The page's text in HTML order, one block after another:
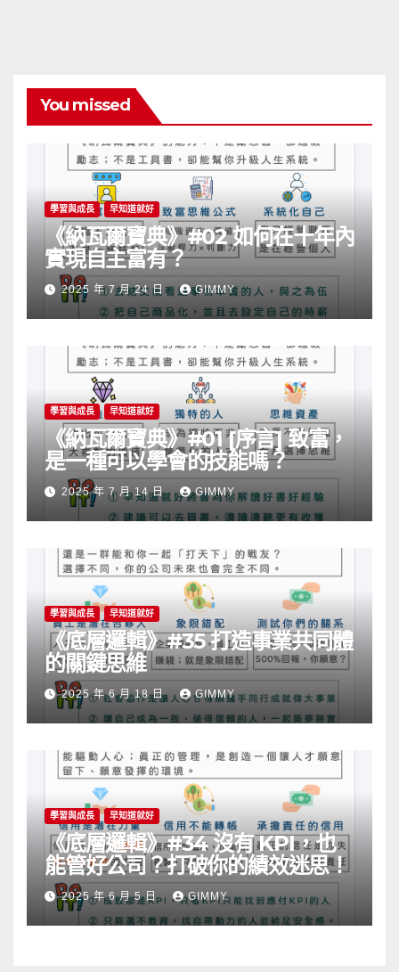
You missed
學習與成長 早知道就好
《納瓦爾寶典》#02 如何在十年內
實現自主富有？
2025 年 7 月 24 日 GIMMY
學習與成長 早知道就好
《納瓦爾寶典》#01 [序言] 致富，
是一種可以學會的技能嗎？
2025 年 7 月 14 日 GIMMY
學習與成長 早知道就好
《底層邏輯》#35 打造事業共同體
的關鍵思維
2025 年 6 月 18 日 GIMMY
學習與成長 早知道就好
《底層邏輯》#34 沒有 KPI，也
能管好公司？打破你的績效迷思！
2025 年 6 月 5 日 GIMMY